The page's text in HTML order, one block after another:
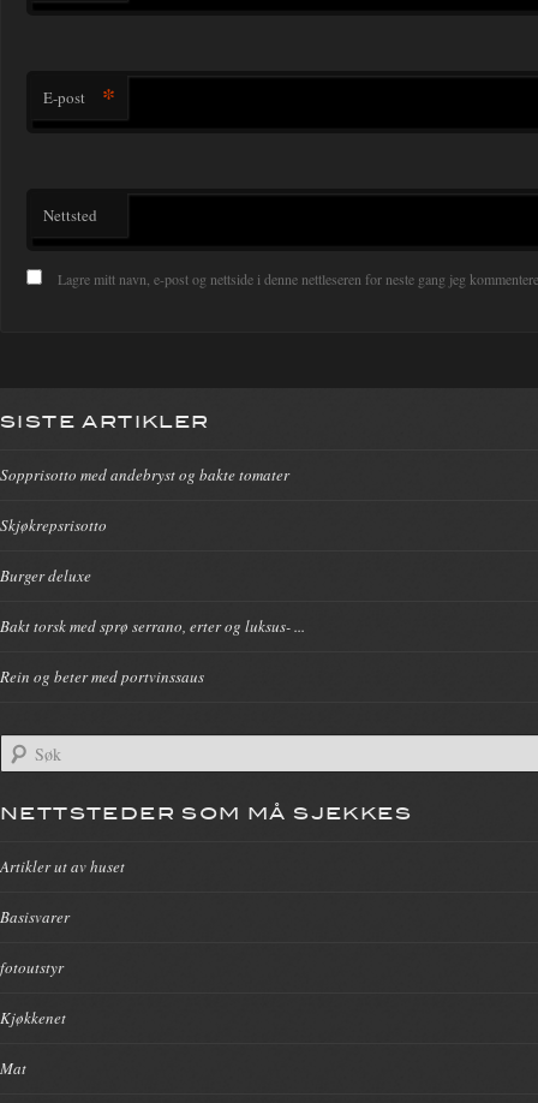
E-post *
Nettsted
Lagre mitt navn, e-post og nettside i denne nettleseren for neste gang jeg
SISTE ARTIKLER
Sopprisotto med andebryst og bakte tomater
Skjøkrepsrisotto
Burger deluxe
Bakt torsk med sprø serrano, erter og luksus- ...
Rein og beter med portvinssaus
NETTSTEDER SOM MÅ SJEKKES
Artikler ut av huset
Basisvarer
fotoutstyr
Kjøkkenet
Mat